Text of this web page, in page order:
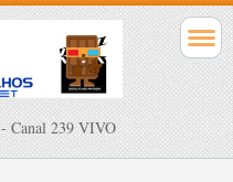
Canal 239 VIVO